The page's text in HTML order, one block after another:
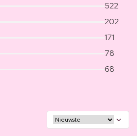
522
202
171
78
68